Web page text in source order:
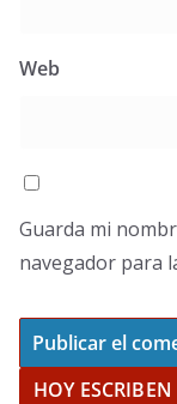
Web
Guarda mi
navegador para
HOY ESCRIBEN